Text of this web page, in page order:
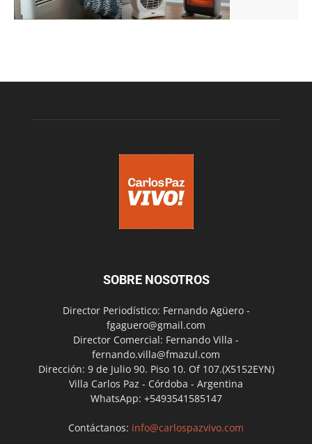
SOBRE NOSOTROS
Director Periodístico: Fernando Agüero -
fgaguero@gmail.com
Director Comercial: Fernando Villa -
fernando.villa@fmazul.com
Dirección: 9 de Julio 90. Piso 10. Of 107.(X5152EYN)
Villa Carlos Paz - Córdoba - Argentina
WhatsApp: +5493541585147
Contáctanos: info@carlospazvivo.com